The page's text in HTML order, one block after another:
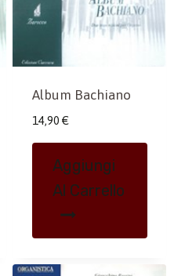
Album Bachiano
14,90 €
Aggiungi
Al Carrello